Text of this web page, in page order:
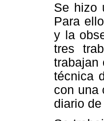
Se hizo
Para
y la
tres
trabajan
técnica
con una
diario